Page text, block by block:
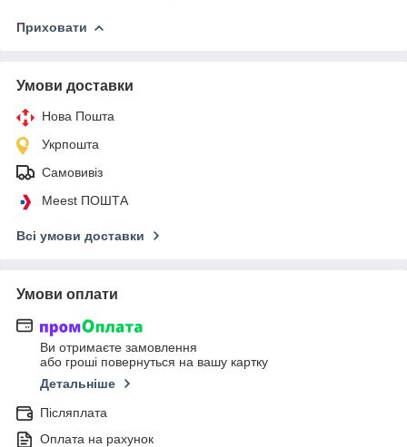
Приховати
Умови доставки
Нова Пошта
Укрпошта
Самовивіз
Meest ПОШТА
Всі умови доставки
Умови оплати
Ви отримаєте замовлення
або гроші повернуться на вашу картку
Детальніше
Післяплата
Оплата на рахунок